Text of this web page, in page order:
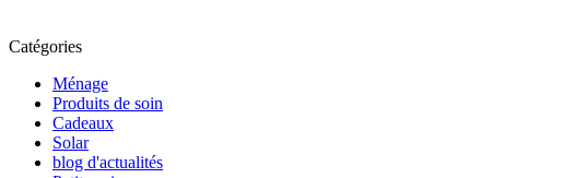
Catégories
Ménage
Produits de soin
Cadeaux
Solar
blog d'actualités